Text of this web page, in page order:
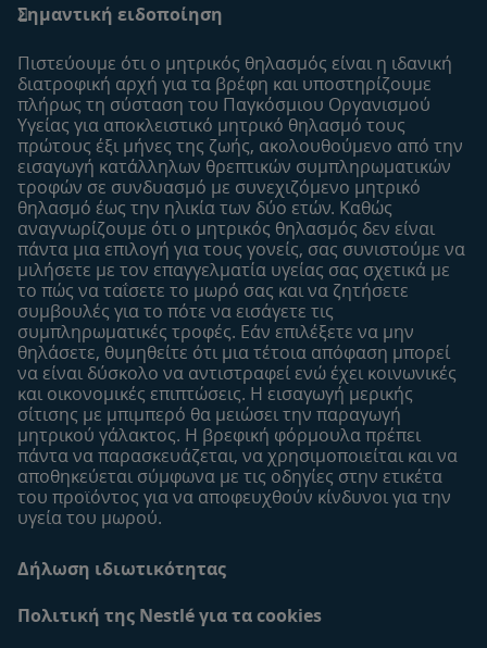
Οι Ειδικοί μας
Συχνές ερωτήσεις
Αναζήτηση
Επικοινώνησε μαζί μας
Σχετικά με εμάς
Η σελίδα μου
Το προφίλ μου
Είσοδος/Εγγραφή
Προϊόντα
Εύρεση προϊόντος
Οι μάρκες μου
Εύρεση καταστήματος
Δείγματα
Σημαντική ειδοποίηση
Πιστεύουμε ότι ο μητρικός θηλασμός είναι η ιδανική
διατροφική αρχή για τα βρέφη και υποστηρίζουμε
πλήρως τη σύσταση του Παγκόσμιου Οργανισμού
Υγείας για αποκλειστικό μητρικό θηλασμό τους
πρώτους έξι μήνες της ζωής, ακολουθούμενo από την
εισαγωγή κατάλληλων θρεπτικών συμπληρωματικών
τροφών σε συνδυασμό με συνεχιζόμενο μητρικό
θηλασμό έως την ηλικία των δύο ετών. Καθώς
αναγνωρίζουμε ότι ο μητρικός θηλασμός δεν είναι
πάντα μια επιλογή για τους γονείς, σας συνιστούμε να
μιλήσετε με τον επαγγελματία υγείας σας σχετικά με
το πώς να ταΐσετε το μωρό σας και να ζητήσετε
συμβουλές για το πότε να εισάγετε τις
συμπληρωματικές τροφές. Εάν επιλέξετε να μην
θηλάσετε, θυμηθείτε ότι μια τέτοια απόφαση μπορεί
να είναι δύσκολο να αντιστραφεί ενώ έχει κοινωνικές
και οικονομικές επιπτώσεις. Η εισαγωγή μερικής
σίτισης με μπιμπερό θα μειώσει την παραγωγή
μητρικού γάλακτος. Η βρεφική φόρμουλα πρέπει
πάντα να παρασκευάζεται, να χρησιμοποιείται και να
αποθηκεύεται σύμφωνα με τις οδηγίες στην ετικέτα
του προϊόντος για να αποφευχθούν κίνδυνοι για την
υγεία του μωρού.
Δήλωση ιδιωτικότητας
Πολιτική της Nestlé για τα cookies